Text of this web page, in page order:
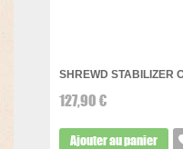
SHREWD STABILIZER
127,90 €
Ajouter au panier